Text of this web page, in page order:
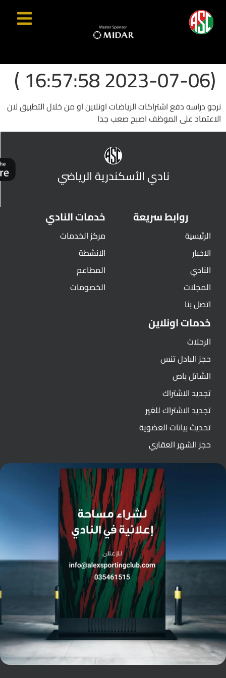
(2023-07-06 16:57:58 )
نرجو دراسه دفع اشتراكات الرياضات اونلاين او من خلال التطبيق لان
الاعتماد على الموظف اصبح صعب جدا
نادي الأسكندرية الرياضي
روابط سريعة
الرئيسية
الاخبار
النادي
المجلات
اتصل بنا
خدمات النادي
مركز الخدمات
الانشطة
المطاعم
الخصومات
خدمات اونلاين
الرحلات
حجز البادل تنس
الشاتل باص
تجديد الاشتراك
تجديد الاشتراك للغير
تحديث بيانات العضوية
حجز الشهر العقاري